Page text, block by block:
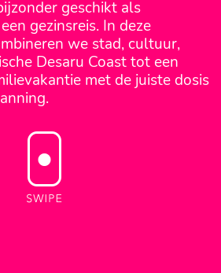
geschikt als
gezinsreis. In deze
we stad, cultuur,
Desaru Coast tot een
met de juiste dosis